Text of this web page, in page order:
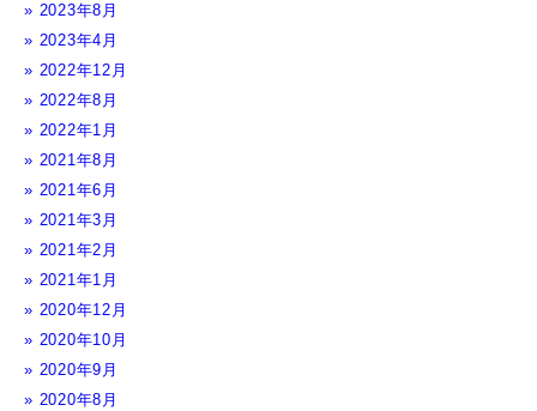
2023年8月
2023年4月
2022年12月
2022年8月
2022年1月
2021年8月
2021年6月
2021年3月
2021年2月
2021年1月
2020年12月
2020年10月
2020年9月
2020年8月